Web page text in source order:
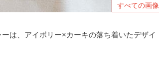
すべての画像
は、アイボリー×カーキの落ち着いたデザイ